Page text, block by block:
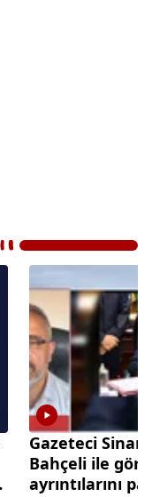
Gazeteci
Bahçeli ile
ayrıntılarını